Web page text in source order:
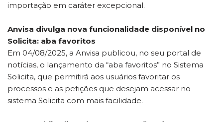
importação em caráter excepcional.
Anvisa divulga nova funcionalidade disponível no
Solicita: aba favoritos
Em 04/08/2025, a Anvisa publicou, no seu portal de
notícias, o lançamento da “aba favoritos” no Sistema
Solicita, que permitirá aos usuários favoritar os
processos e as petições que desejam acessar no
sistema Solicita com mais facilidade.